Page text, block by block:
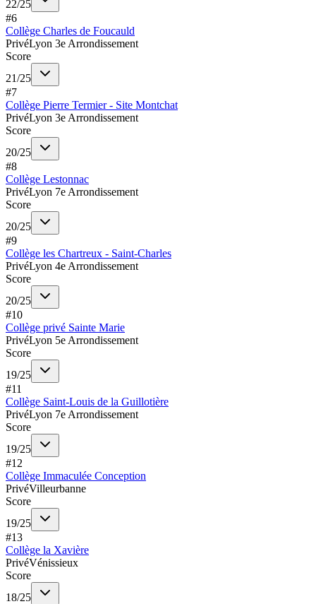
22/25
#6
Collège Charles de Foucauld
PrivéLyon 3e Arrondissement
Score
21/25
#7
Collège Pierre Termier - Site Montchat
PrivéLyon 3e Arrondissement
Score
20/25
#8
Collège Lestonnac
PrivéLyon 7e Arrondissement
Score
20/25
#9
Collège les Chartreux - Saint-Charles
PrivéLyon 4e Arrondissement
Score
20/25
#10
Collège privé Sainte Marie
PrivéLyon 5e Arrondissement
Score
19/25
#11
Collège Saint-Louis de la Guillotière
PrivéLyon 7e Arrondissement
Score
19/25
#12
Collège Immaculée Conception
PrivéVilleurbanne
Score
19/25
#13
Collège la Xavière
PrivéVénissieux
Score
18/25